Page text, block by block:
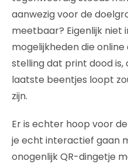
aanwezig voor de
meetbaar? Eigenlijk niet
mogelijkheden die
stelling dat print dood is,
laatste beentjes loopt
zijn.
Er is echter hoop voor
je echt interactief gaan
onogenlijk QR-dingetje